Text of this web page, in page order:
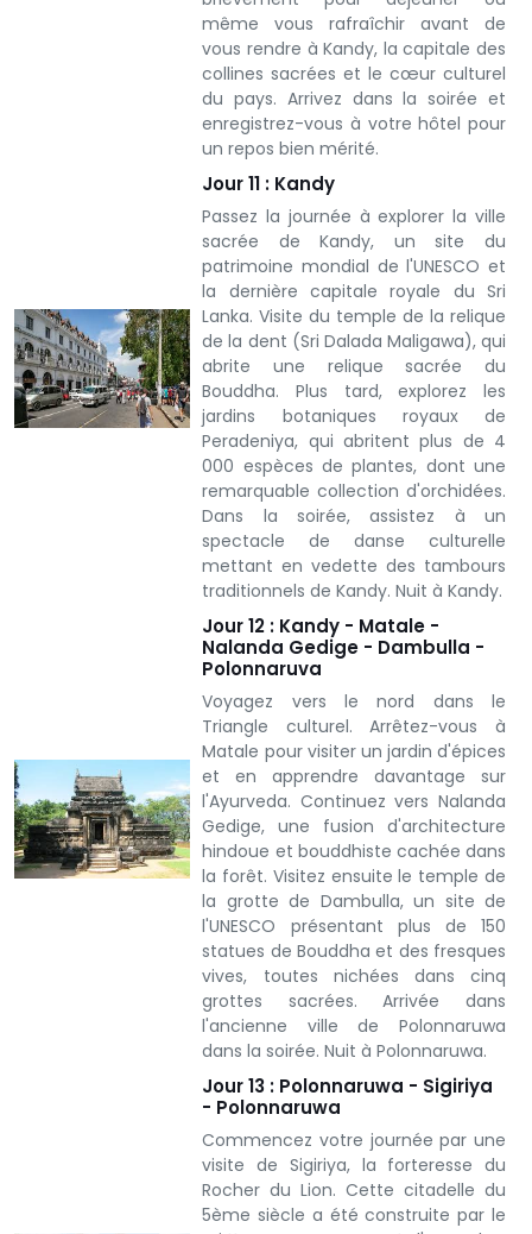
même vous rafraîchir avant de
vous rendre à Kandy, la capitale des
collines sacrées et le cœur culturel
du pays. Arrivez dans la soirée et
enregistrez-vous à votre hôtel pour
un repos bien mérité.
Jour 11 : Kandy
Passez la journée à explorer la ville
sacrée de Kandy, un site du
patrimoine mondial de l'UNESCO et
la dernière capitale royale du Sri
Lanka. Visite du temple de la relique
de la dent (Sri Dalada Maligawa), qui
abrite une relique sacrée du
Bouddha. Plus tard, explorez les
jardins botaniques royaux de
Peradeniya, qui abritent plus de 4
000 espèces de plantes, dont une
remarquable collection d'orchidées.
Dans la soirée, assistez à un
spectacle de danse culturelle
mettant en vedette des tambours
traditionnels de Kandy. Nuit à Kandy.
Jour 12 : Kandy - Matale -
Nalanda Gedige - Dambulla -
Polonnaruva
Voyagez vers le nord dans le
Triangle culturel. Arrêtez-vous à
Matale pour visiter un jardin d'épices
et en apprendre davantage sur
l'Ayurveda. Continuez vers Nalanda
Gedige, une fusion d'architecture
hindoue et bouddhiste cachée dans
la forêt. Visitez ensuite le temple de
la grotte de Dambulla, un site de
l'UNESCO présentant plus de 150
statues de Bouddha et des fresques
vives, toutes nichées dans cinq
grottes sacrées. Arrivée dans
l'ancienne ville de Polonnaruwa
dans la soirée. Nuit à Polonnaruwa.
Jour 13 : Polonnaruwa - Sigiriya
- Polonnaruwa
Commencez votre journée par une
visite de Sigiriya, la forteresse du
Rocher du Lion. Cette citadelle du
5ème siècle a été construite par le